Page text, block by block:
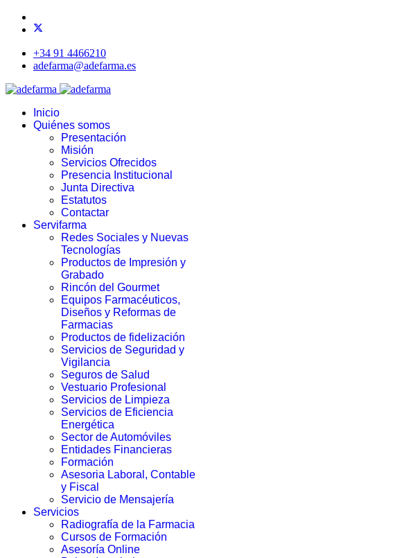
+34 91 4466210
adefarma@adefarma.es
Inicio
Quiénes somos
Presentación
Misión
Servicios Ofrecidos
Presencia Institucional
Junta Directiva
Estatutos
Contactar
Servifarma
Redes Sociales y Nuevas
Tecnologías
Productos de Impresión y
Grabado
Rincón del Gourmet
Equipos Farmacéuticos,
Diseños y Reformas de
Farmacias
Productos de fidelización
Servicios de Seguridad y
Vigilancia
Seguros de Salud
Vestuario Profesional
Servicios de Limpieza
Servicios de Eficiencia
Energética
Sector de Automóviles
Entidades Financieras
Formación
Asesoria Laboral, Contable
y Fiscal
Servicio de Mensajería
Servicios
Radiografía de la Farmacia
Cursos de Formación
Asesoría Online